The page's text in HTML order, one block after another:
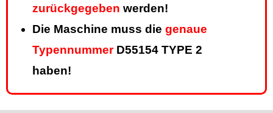
zurückgegeben werden!
Die Maschine muss die genaue
TypennummerD55154 TYPE 2
haben!